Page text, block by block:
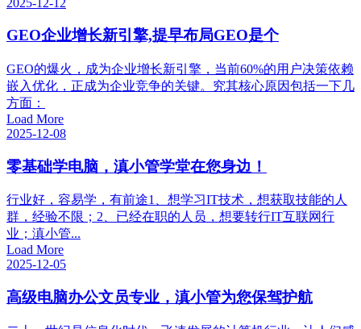
GEO企业增长新引擎,提早布局GEO是个
GEO的爆火，成为企业增长新引擎，当前60%的用户决策依赖
嵌入优化，正成为企业竞争的关键。究其核心原因包括一下几
方面：
Load More
2025-12-08
零基础学电脑，滇小管学堂在您身边！
行业好，容易学，有前途1、想学习IT技术，想获取技能的人
群，经验不限；2、已经在职的人员，想要转行IT互联网行
业；滇小管...
Load More
2025-12-05
高级电脑办公文员专业，滇小管为您保驾护航